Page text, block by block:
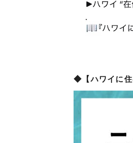
◆【ハワイに住